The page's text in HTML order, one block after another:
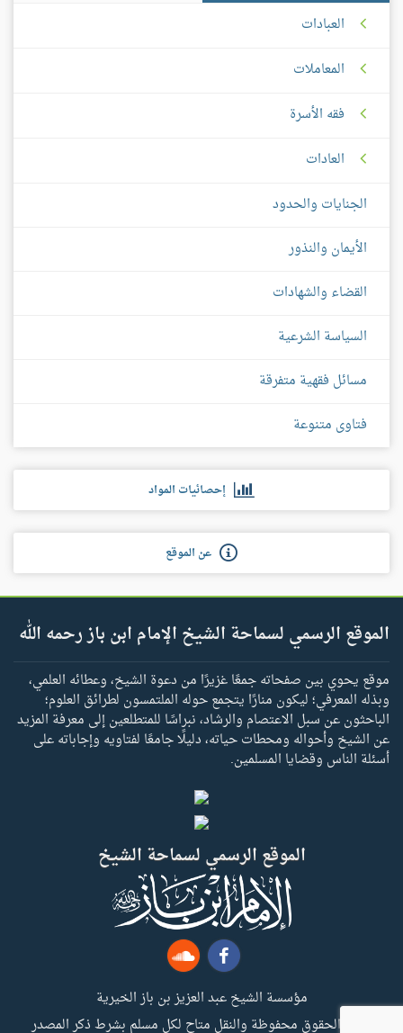
العبادات
المعاملات
فقه الأسرة
العادات
الجنايات والحدود
الأيمان والنذور
القضاء والشهادات
السياسة الشرعية
مسائل فقهية متفرقة
فتاوى متنوعة
إحصائيات المواد
عن الموقع
الموقع الرسمي لسماحة الشيخ الإمام ابن باز رحمه الله
موقع يحوي بين صفحاته جمعًا غزيرًا من دعوة الشيخ، وعطائه العلمي،
وبذله المعرفي؛ ليكون منارًا يتجمع حوله الملتمسون لطرائق العلوم؛
الباحثون عن سبل الاعتصام والرشاد، نبراسًا للمتطلعين إلى معرفة المزيد
عن الشيخ وأحواله ومحطات حياته، دليلًا جامعًا لفتاويه وإجاباته على
أسئلة الناس وقضايا المسلمين.
الموقع الرسمي لسماحة الشيخ
مؤسسة الشيخ عبد العزيز بن باز الخيرية
جميع الحقوق محفوظة والنقل متاح لكل مسلم بشرط ذكر المصدر